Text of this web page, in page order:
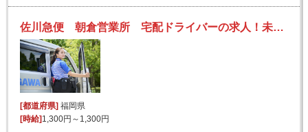
佐川急便 朝倉営業所 宅配ドライバーの求人！未経験歓迎！先輩たちがサポートします♪
[都道府県]福岡県
[時給]1,300円～1,300円